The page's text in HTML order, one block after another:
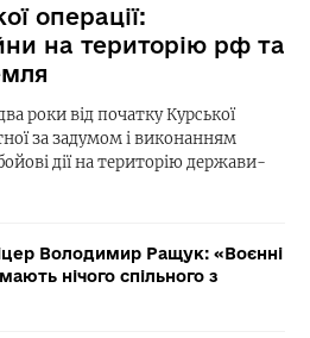
операції:
на територію рф та
роки від початку Курської
за задумом і виконанням
дії на територію держави-
Володимир Ращук: «Воєнні
нічого спільного з